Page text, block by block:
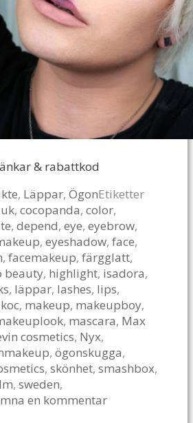
& rabattkod
, Läppar, ÖgonEtiketter
, cocopanda, color,
, depend, eye, eyebrow,
, eyeshadow, face,
, facemakeup, färgglatt,
beauty, highlight, isadora,
, läppar, lashes, lips,
, makeup, makeupboy,
, mascara, Max
cosmetics, Nyx,
, ögonskugga,
, skönhet, smashbox,
, sweden,
en kommentar